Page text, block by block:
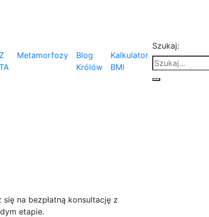
Metamorfozy
Blog
Królów
Kalkulator
BMI
Szukaj:
na bezpłatną konsultację z
etapie.